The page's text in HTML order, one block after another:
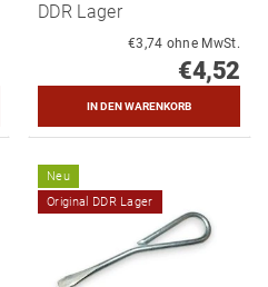
DDR Lager
€3,74 ohne MwSt.
€4,52
Neu
Original DDR Lager